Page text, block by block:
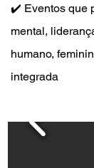
✔️ Eventos que
mental,
humano,
integrada